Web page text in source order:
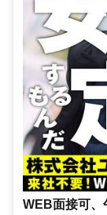
WEB面接可、